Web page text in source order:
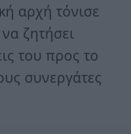
αρχή τόνισε
ζητήσει
του προς το
συνεργάτες